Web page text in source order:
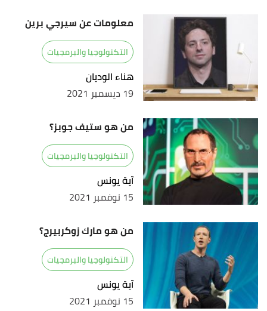
معلومات عن سيرجي برين
التكنولوجيا والبرمجيات
هناء الوديان
19 ديسمبر 2021
من هو ستيف جوبز؟
التكنولوجيا والبرمجيات
آية يونس
15 نوفمبر 2021
من هو مارك زوكربيرج؟
التكنولوجيا والبرمجيات
آية يونس
15 نوفمبر 2021